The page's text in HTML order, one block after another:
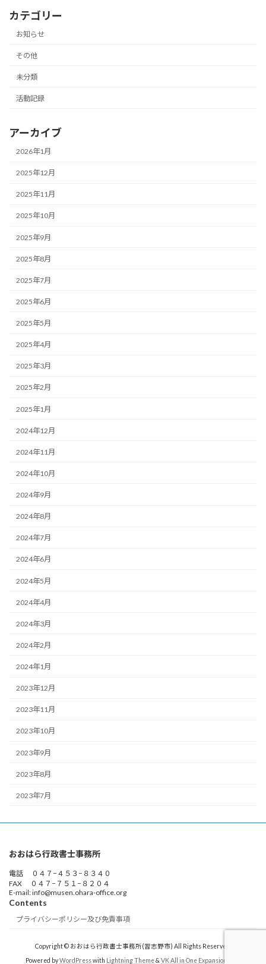
カテゴリー
お知らせ
その他
未分類
活動記録
アーカイブ
2026年1月
2025年12月
2025年11月
2025年10月
2025年9月
2025年8月
2025年7月
2025年6月
2025年5月
2025年4月
2025年3月
2025年2月
2025年1月
2024年12月
2024年11月
2024年10月
2024年9月
2024年8月
2024年7月
2024年6月
2024年5月
2024年4月
2024年3月
2024年2月
2024年1月
2023年12月
2023年11月
2023年10月
2023年9月
2023年8月
2023年7月
おおはら行政書士事務所
電話 ０４７−４５３−８３４０
FAX ０４７−７５１−８２０４
E-mail: info@musen.ohara-office.org
Contents
プライバシーポリシー及び免責事項
Copyright © おおはら行政書士事務所(習志野市) All Rights Reserved.
Powered byWordPresswith Lightning Theme& VK All in One Expansion Unit